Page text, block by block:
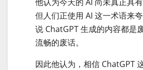
但人们正使用 AI 这一术语来
说 ChatGPT 生成的内容都是
流畅的废话。
因此他认为，相信 ChatGPT